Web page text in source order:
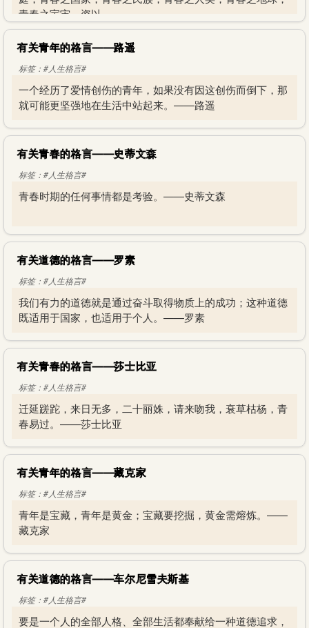
青春之宇宙，资以
有关青年的格言——路遥
标签：#人生格言#
一个经历了爱情创伤的青年，如果没有因这创伤而倒下，那
就可能更坚强地在生活中站起来。——路遥
有关青春的格言——史蒂文森
标签：#人生格言#
青春时期的任何事情都是考验。——史蒂文森
有关道德的格言——罗素
标签：#人生格言#
我们有力的道德就是通过奋斗取得物质上的成功；这种道德
既适用于国家，也适用于个人。——罗素
有关青春的格言——莎士比亚
标签：#人生格言#
迁延蹉跎，来日无多，二十丽姝，请来吻我，衰草枯杨，青
春易过。——莎士比亚
有关青年的格言——藏克家
标签：#人生格言#
青年是宝藏，青年是黄金；宝藏要挖掘，黄金需熔炼。——
藏克家
有关道德的格言——车尔尼雪夫斯基
标签：#人生格言#
要是一个人的全部人格、全部生活都奉献给一种道德追求，